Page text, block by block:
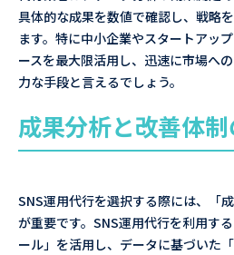
具体的な成果を数値で確認し、戦略
ます。特に中小企業やスタートアッ
ースを最大限活用し、迅速に市場へ
力な手段と言えるでしょう。
成果分析と改善体
SNS運用代行を選択する際には、「
が重要です。SNS運用代行を利用す
ール」を活用し、データに基づいた